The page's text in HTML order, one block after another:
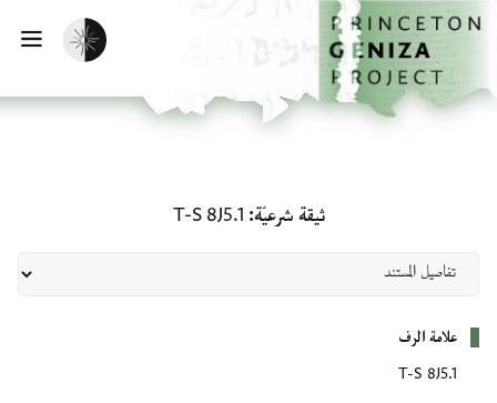
إلى المحتوى الرئيسي
الرئيسية
تفعيل الوضع المظلم
ثيقة شرعيّة T-S 8J5.1
علامة الرف
T-S 8J5.1